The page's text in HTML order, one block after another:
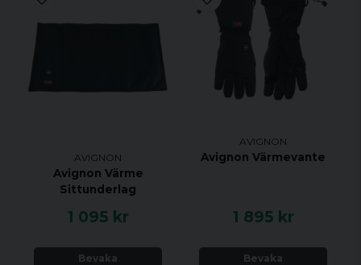
AVIGNON
Avignon Värme
Sittunderlag
1 095 kr
Bevaka
AVIGNON
Avignon Värmevante
1 895 kr
Bevaka